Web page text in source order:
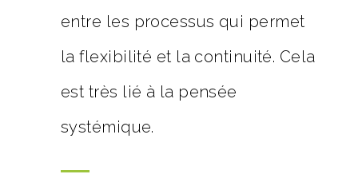
entre les processus qui permet
la flexibilité et la continuité. Cela
est très lié à la pensée
systémique.